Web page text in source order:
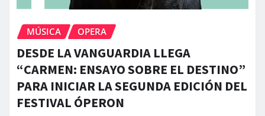
MÚSICA OPERA
DESDE LA VANGUARDIA LLEGA
“CARMEN: ENSAYO SOBRE EL DESTINO”
PARA INICIAR LA SEGUNDA EDICIÓN DEL
FESTIVAL ÓPERON